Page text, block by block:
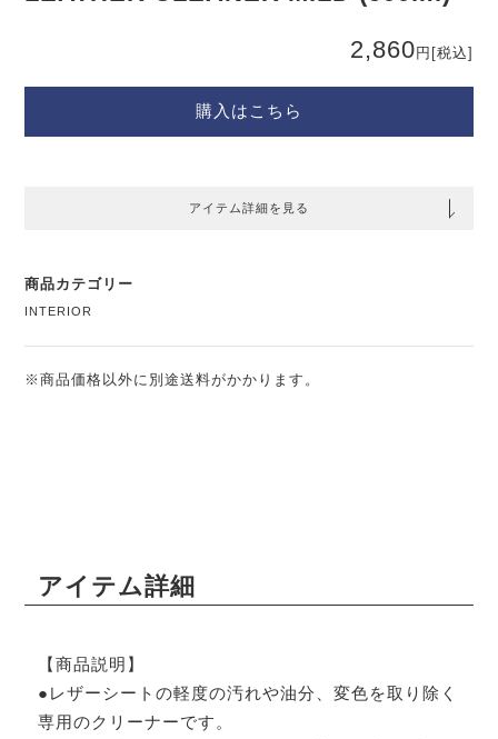
2,860円 [税込]
購入はこちら
アイテム詳細を見る
商品カテゴリー
INTERIOR
※商品価格以外に別途送料がかかります。
アイテム詳細
【商品説明】
●レザーシートの軽度の汚れや油分、変色を取り除く
専用のクリーナーです。